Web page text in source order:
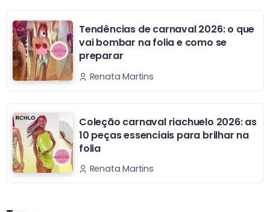
Tendências de carnaval 2026: o que
vai bombar na folia e como se
preparar
Renata Martins
Coleção carnaval riachuelo 2026: as
10 peças essenciais para brilhar na
folia
Renata Martins